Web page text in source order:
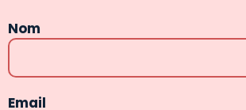
Nom
Email